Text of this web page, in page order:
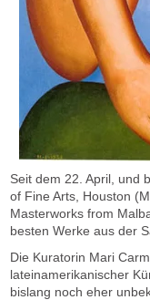
Seit dem 22. April, und
of Fine Arts, Houston
Masterworks from
besten Werke aus der
Die Kuratorin Mari
lateinamerikanischer
bislang noch eher